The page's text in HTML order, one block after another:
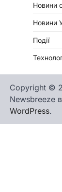
Новини
Новини
Події
Copyright ©
Newsbreeze
WordPress.